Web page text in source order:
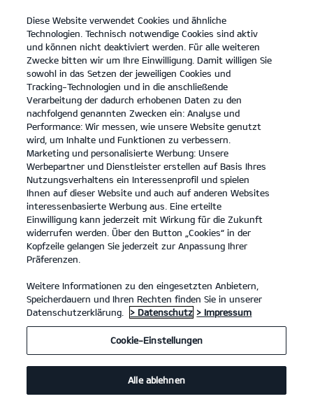
open
menu
KONTAKT
SERVICE ANGEBOTE
Diese Website verwendet Cookies und ähnliche
Technologien. Technisch notwendige Cookies sind aktiv
und können nicht deaktiviert werden. Für alle weiteren
Zwecke bitten wir um Ihre Einwilligung. Damit willigen Sie
sowohl in das Setzen der jeweiligen Cookies und
Tracking-Technologien und in die anschließende
Verarbeitung der dadurch erhobenen Daten zu den
nachfolgend genannten Zwecken ein: Analyse und
Performance: Wir messen, wie unsere Website genutzt
wird, um Inhalte und Funktionen zu verbessern.
Marketing und personalisierte Werbung: Unsere
Werbepartner und Dienstleister erstellen auf Basis Ihres
Nutzungsverhaltens ein Interessenprofil und spielen
Ihnen auf dieser Website und auch auf anderen Websites
interessenbasierte Werbung aus. Eine erteilte
Einwilligung kann jederzeit mit Wirkung für die Zukunft
widerrufen werden. Über den Button „Cookies“ in der
Kopfzeile gelangen Sie jederzeit zur Anpassung Ihrer
Präferenzen.
Weitere Informationen zu den eingesetzten Anbietern,
Speicherdauern und Ihren Rechten finden Sie in unserer
Datenschutzerklärung.
> Datenschutz > Impressum
Cookie-Einstellungen
Alle ablehnen